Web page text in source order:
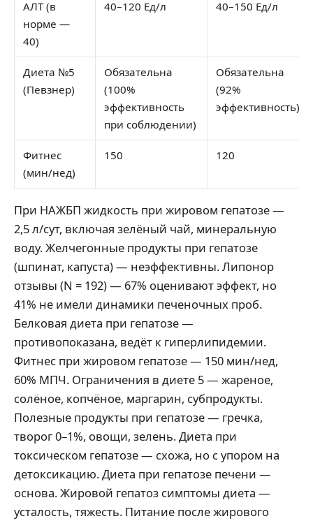
АЛТ (в
норме —
40)
40–120 Ед/л 40–150 Ед/л
Диета №5
(Певзнер)
Обязательна
(100%
эффективность
при соблюдении)
Обязательна
(92%
эффективность)
Фитнес
(мин/нед)
150 120
При НАЖБП жидкость при жировом гепатозе —
2,5 л/сут, включая зелёный чай, минеральную
воду. Желчегонные продукты при гепатозе
(шпинат, капуста) — неэффективны. Липонор
отзывы (N = 192) — 67% оценивают эффект, но
41% не имели динамики печеночных проб.
Белковая диета при гепатозе —
противопоказана, ведёт к гиперлипидемии.
Фитнес при жировом гепатозе — 150 мин/нед,
60% МПЧ. Ограничения в диете 5 — жареное,
солёное, копчёное, маргарин, субпродукты.
Полезные продукты при гепатозе — гречка,
творог 0–1%, овощи, зелень. Диета при
токсическом гепатозе — схожа, но с упором на
детоксикацию. Диета при гепатозе печени —
основа. Жировой гепатоз симптомы диета —
усталость, тяжесть. Питание после жирового